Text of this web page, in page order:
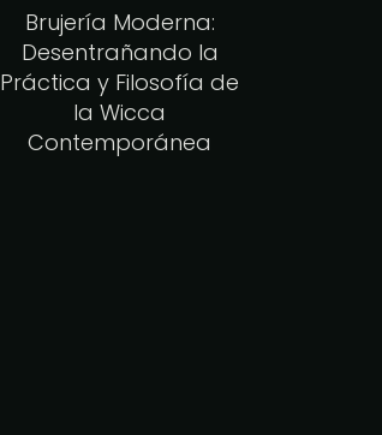
Brujería Moderna:
Desentrañando la
Práctica y Filosofía de
la Wicca
Contemporánea